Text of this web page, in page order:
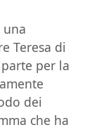
una
Teresa di
per la
dei
che ha